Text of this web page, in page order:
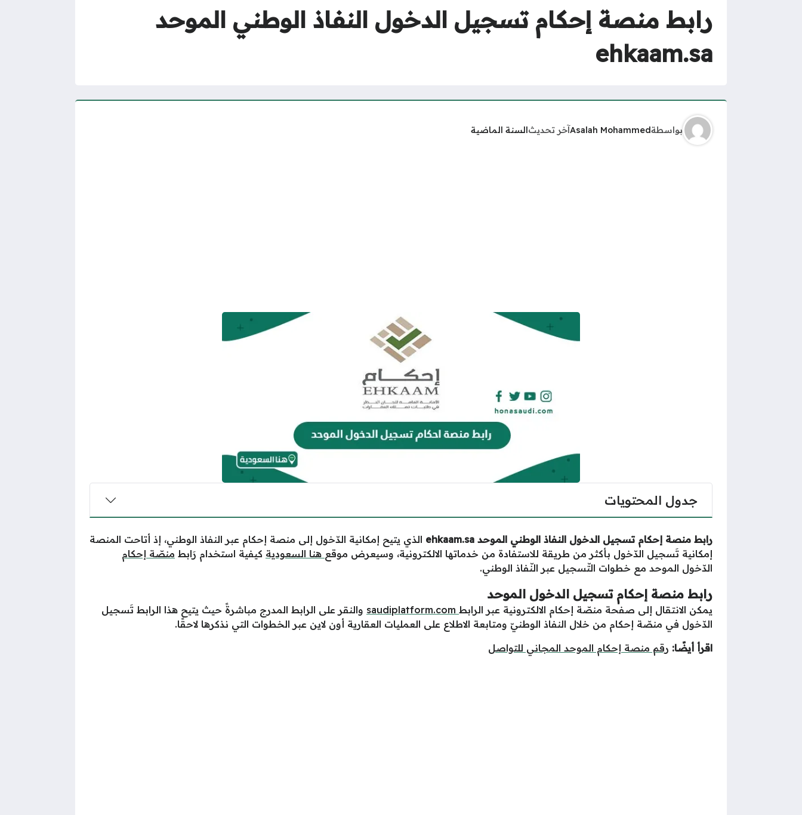
رابط منصة إحكام تسجيل الدخول النفاذ الوطني الموحد
ehkaam.sa
بواسطةAsalah Mohammedآخر تحديثالسنة الماضية
جدول المحتويات
رابط منصة إحكام تسجيل الدخول النفاذ الوطني الموحد ehkaam.sa الذي يتيح إمكانية الدّخول إلى منصة إحكام عبر النفاذ الوطني، إذ أتاحت المنصة
إمكانية تَسجيل الدّخول بأكثر من طريقة للاستفادة من خدماتها الالكترونية، وسيعرض موقع هنا السعودية كيفية استخدام رَابط منصّة إحكام
الدّخول الموحد مع خطوات التّسجيل عبر النّفاذ الوطني.
رابط منصة إحكام تسجيل الدخول الموحد
يمكن الانتقال إلى صفحة منصّة إحكام الالكترونية عبر الرابط
والنقر على الرابط المدرج مباشرةً حيث يتيح هذا الرابط تَسجيل
الدّخول في منصّة إحكام من خلال النفاذ الوطنيّ ومتابعة الاطلاع على العمليات العقارية أون لاين عبر الخطوات التي نذكرها لاحقًا.
اقرأ أيضًا: رقم منصة إحكام الموحد المجاني للتواصل